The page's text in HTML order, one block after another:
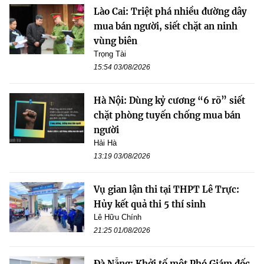
Lào Cai: Triệt phá nhiều đường dây
mua bán người, siết chặt an ninh
vùng biên
Trọng Tài
15:54 03/08/2026
Hà Nội: Dùng kỷ cương “6 rõ” siết
chặt phòng tuyến chống mua bán
người
Hải Hà
13:19 03/08/2026
Vụ gian lận thi tại THPT Lê Trực:
Hủy kết quả thi 5 thí sinh
Lê Hữu Chính
21:25 01/08/2026